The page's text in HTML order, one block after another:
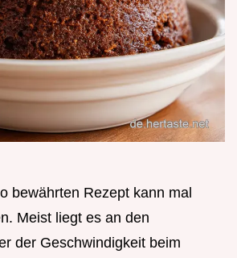
bewährten Rezept kann mal
Meist liegt es an den
der Geschwindigkeit beim